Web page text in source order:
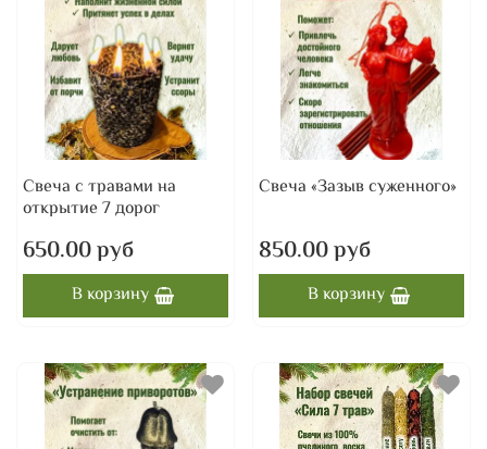
Свеча с травами на
открытие 7 дорог
650.00 руб
В корзину
Свеча «Зазыв суженного»
850.00 руб
В корзину